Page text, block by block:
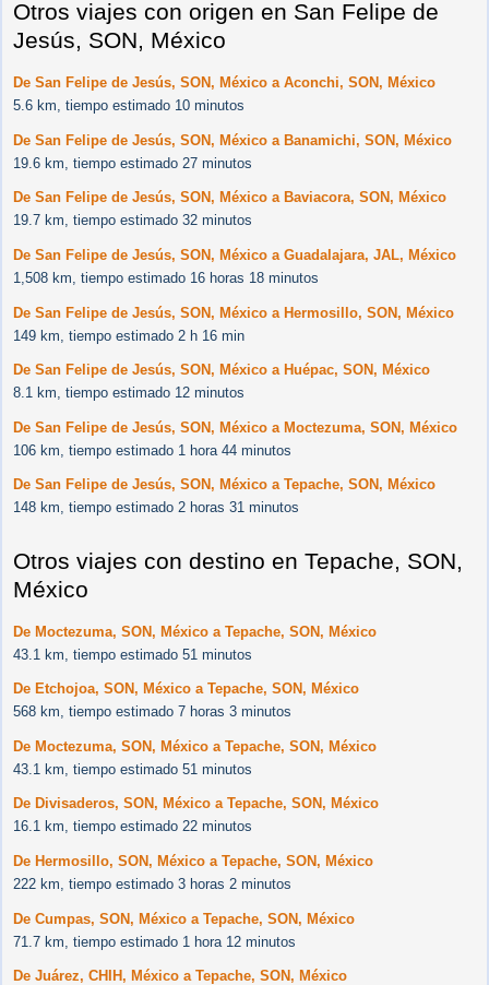
Otros viajes con origen en San Felipe de
Jesús, SON, México
De San Felipe de Jesús, SON, México a Aconchi, SON, México
5.6 km, tiempo estimado 10 minutos
De San Felipe de Jesús, SON, México a Banamichi, SON, México
19.6 km, tiempo estimado 27 minutos
De San Felipe de Jesús, SON, México a Baviacora, SON, México
19.7 km, tiempo estimado 32 minutos
De San Felipe de Jesús, SON, México a Guadalajara, JAL, México
1,508 km, tiempo estimado 16 horas 18 minutos
De San Felipe de Jesús, SON, México a Hermosillo, SON, México
149 km, tiempo estimado 2 h 16 min
De San Felipe de Jesús, SON, México a Huépac, SON, México
8.1 km, tiempo estimado 12 minutos
De San Felipe de Jesús, SON, México a Moctezuma, SON, México
106 km, tiempo estimado 1 hora 44 minutos
De San Felipe de Jesús, SON, México a Tepache, SON, México
148 km, tiempo estimado 2 horas 31 minutos
Otros viajes con destino en Tepache, SON,
México
De Moctezuma, SON, México a Tepache, SON, México
43.1 km, tiempo estimado 51 minutos
De Etchojoa, SON, México a Tepache, SON, México
568 km, tiempo estimado 7 horas 3 minutos
De Moctezuma, SON, México a Tepache, SON, México
43.1 km, tiempo estimado 51 minutos
De Divisaderos, SON, México a Tepache, SON, México
16.1 km, tiempo estimado 22 minutos
De Hermosillo, SON, México a Tepache, SON, México
222 km, tiempo estimado 3 horas 2 minutos
De Cumpas, SON, México a Tepache, SON, México
71.7 km, tiempo estimado 1 hora 12 minutos
De Juárez, CHIH, México a Tepache, SON, México